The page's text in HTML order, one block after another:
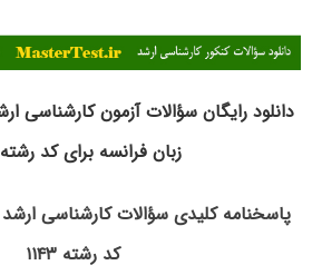
زبان فرانسه برای کد رشته ۱۱۴۳
کد رشته ۱۱۴۳